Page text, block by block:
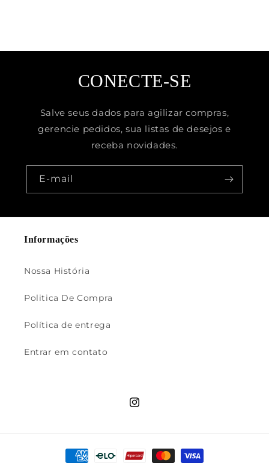
CONECTE-SE
Salve seus dados para agilizar compras,
gerencie pedidos, sua listas de desejos e
receba novidades.
E-mail
Informações
Nossa História
Politica De Compra
Política de entrega
Entrar em contato
Instagram
Formas